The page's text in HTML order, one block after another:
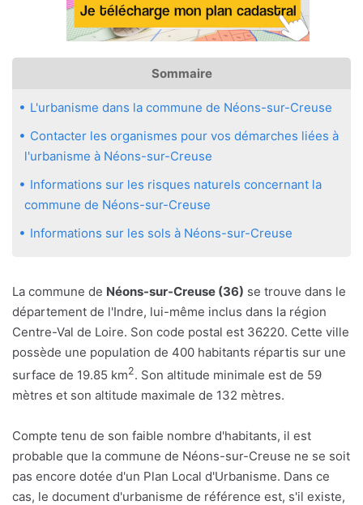
Sommaire
L'urbanisme dans la commune de Néons-sur-Creuse
Contacter les organismes pour vos démarches liées à
l'urbanisme à Néons-sur-Creuse
Informations sur les risques naturels concernant la
commune de Néons-sur-Creuse
Informations sur les sols à Néons-sur-Creuse
La commune de Néons-sur-Creuse (36) se trouve dans le
département de l'Indre, lui-même inclus dans la région
Centre-Val de Loire. Son code postal est 36220. Cette ville
possède une population de 400 habitants répartis sur une
surface de 19.85 km2. Son altitude minimale est de 59
mètres et son altitude maximale de 132 mètres.
Compte tenu de son faible nombre d'habitants, il est
probable que la commune de Néons-sur-Creuse ne se soit
pas encore dotée d'un Plan Local d'Urbanisme. Dans ce
cas, le document d'urbanisme de référence est, s'il existe,